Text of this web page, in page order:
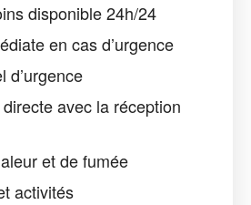
disponible 24h/24
en cas d’urgence
d’urgence
avec la réception
et de fumée
activités